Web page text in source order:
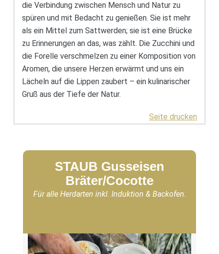
die Verbindung zwischen Mensch und Natur zu
spüren und mit Bedacht zu genießen. Sie ist mehr
als ein Mittel zum Sattwerden; sie ist eine Brücke
zu Erinnerungen an das, was zählt. Die Zucchini und
die Forelle verschmelzen zu einer Komposition von
Aromen, die unsere Herzen erwärmt und uns ein
Lächeln auf die Lippen zaubert – ein kulinarischer
Gruß aus der Tiefe der Natur.
Seite drucken
STAUB Gusseisen
Bräter/Cocotte
Für alle Herdarten inkl. Induktion & Backofen.